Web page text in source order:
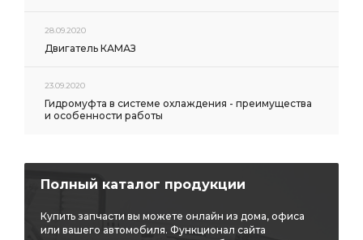
28.09.2020
Двигатель КАМАЗ
23.09.2020
Гидромуфта в системе охлаждения - преимущества
и особенности работы
Полный каталог продукции
Купить запчасти вы можете онлайн из дома, офиса
или вашего автомобиля. Функционал сайта